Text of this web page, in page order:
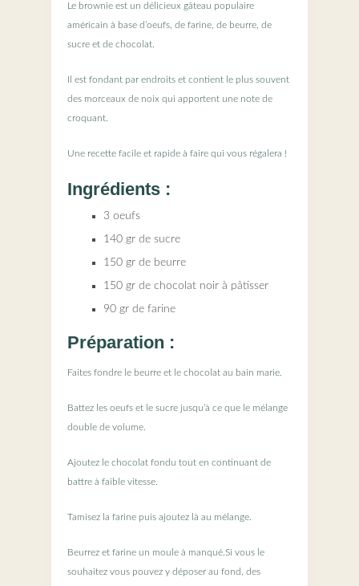
Le brownie est un délicieux gâteau populaire
américain à base d’oeufs, de farine, de beurre, de
sucre et de chocolat.
Il est fondant par endroits et contient le plus souvent
des morceaux de noix qui apportent une note de
croquant.
Une recette facile et rapide à faire qui vous régalera !
Ingrédients :
3 oeufs
140 gr de sucre
150 gr de beurre
150 gr de chocolat noir à pâtisser
90 gr de farine
Préparation :
Faites fondre le beurre et le chocolat au bain marie.
Battez les oeufs et le sucre jusqu’à ce que le mélange
double de volume.
Ajoutez le chocolat fondu tout en continuant de
battre à faible vitesse.
Tamisez la farine puis ajoutez là au mélange.
Beurrez et farine un moule à manqué.Si vous le
souhaitez vous pouvez y déposer au fond, des